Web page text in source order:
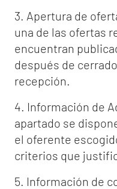
3. Apertura de
una de las ofertas
encuentran
después de
recepción.
4. Información de
apartado se
el oferente
criterios que
5. Información de